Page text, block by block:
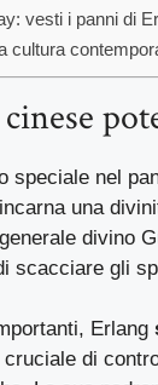
vesti i panni di
cultura
speciale nel
una
divino
scacciare gli
Erlang
di